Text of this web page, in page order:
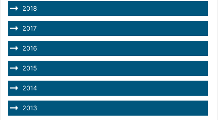
2018
2017
2016
2015
2014
2013